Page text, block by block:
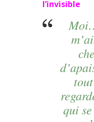
l’invisible
qui